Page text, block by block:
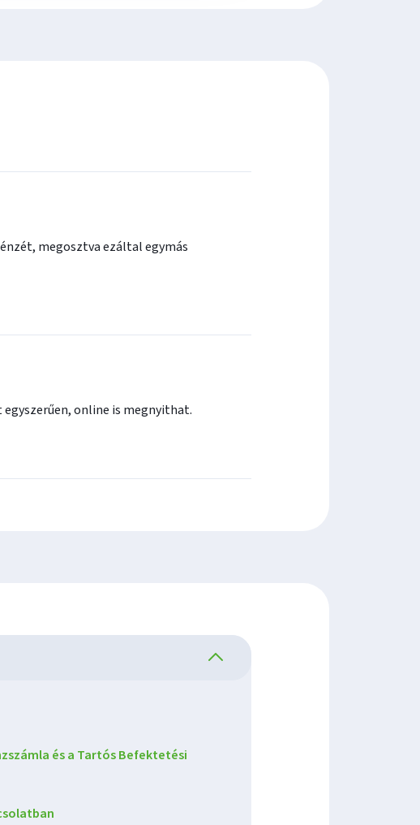
megosztva ezáltal egymás
online is megnyithat.
és a Tartós Befektetési